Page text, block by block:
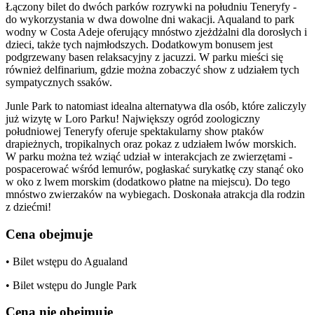
Łączony bilet do dwóch parków rozrywki na południu Teneryfy -
do wykorzystania w dwa dowolne dni wakacji. Aqualand to park
wodny w Costa Adeje oferujący mnóstwo zjeżdżalni dla dorosłych i
dzieci, także tych najmłodszych. Dodatkowym bonusem jest
podgrzewany basen relaksacyjny z jacuzzi. W parku mieści się
również delfinarium, gdzie można zobaczyć show z udziałem tych
sympatycznych ssaków.
Junle Park to natomiast idealna alternatywa dla osób, które zaliczyly
już wizytę w Loro Parku! Największy ogród zoologiczny
południowej Teneryfy oferuje spektakularny show ptaków
drapieżnych, tropikalnych oraz pokaz z udziałem lwów morskich.
W parku można też wziąć udział w interakcjach ze zwierzętami -
pospacerować wśród lemurów, pogłaskać surykatkę czy stanąć oko
w oko z lwem morskim (dodatkowo płatne na miejscu). Do tego
mnóstwo zwierzaków na wybiegach. Doskonała atrakcja dla rodzin
z dziećmi!
Cena obejmuje
• Bilet wstępu do Agualand
• Bilet wstępu do Jungle Park
Cena nie obejmuje